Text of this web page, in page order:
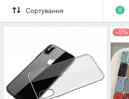
Сортування 0
–5%